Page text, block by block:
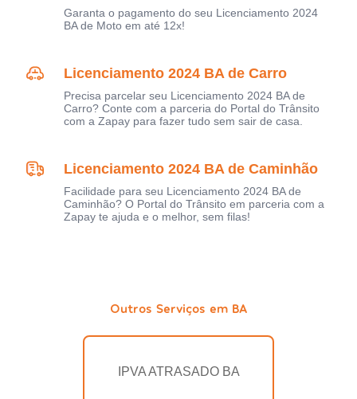
Garanta o pagamento do seu Licenciamento 2024
BA de Moto em até 12x!
Licenciamento 2024 BA de Carro
Precisa parcelar seu Licenciamento 2024 BA de
Carro? Conte com a parceria do Portal do Trânsito
com a Zapay para fazer tudo sem sair de casa.
Licenciamento 2024 BA de Caminhão
Facilidade para seu Licenciamento 2024 BA de
Caminhão? O Portal do Trânsito em parceria com a
Zapay te ajuda e o melhor, sem filas!
Outros Serviços em BA
IPVA ATRASADO BA